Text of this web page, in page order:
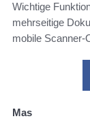
Wichtige
mehrseitige
mobile Scanner-
Mas